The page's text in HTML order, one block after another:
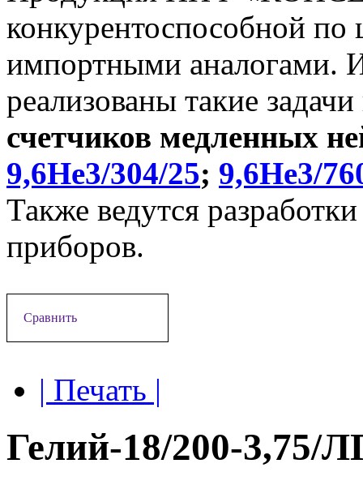
конкурентоспособной по
импортными аналогами.
реализованы такие
счетчиков медленных
9,6He3/304/25; 9,6He3/
Также ведутся
приборов.
Сравнить
| Печать |
Гелий-18/200-3,75/